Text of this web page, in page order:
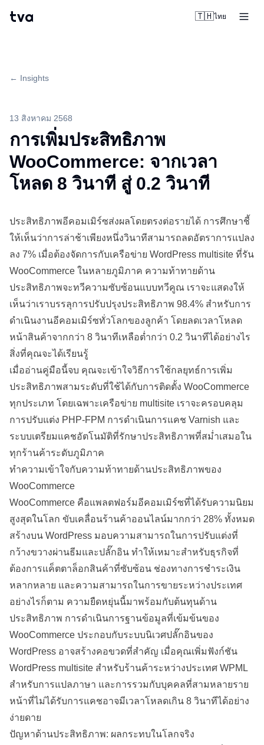
tva 🇹🇭ไทย
← Insights
13 สิงหาคม 2568
การเพิ่มประสิทธิภาพ
WooCommerce: จากเวลา
โหลด 8 วินาที สู่ 0.2 วินาที
ประสิทธิภาพอีคอมเมิร์ซส่งผลโดยตรงต่อรายได้ การศึกษาชี้
ให้เห็นว่าการล่าช้าเพียงหนึ่งวินาทีสามารถลดอัตราการแปลง
ลง 7% เมื่อต้องจัดการกับเครือข่าย WordPress multisite ที่รัน
WooCommerce ในหลายภูมิภาค ความท้าทายด้าน
ประสิทธิภาพจะทวีความซับซ้อนแบบทวีคูณ เราจะแสดงให้
เห็นว่าเราบรรลุการปรับปรุงประสิทธิภาพ 98.4% สำหรับการ
ดำเนินงานอีคอมเมิร์ซทั่วโลกของลูกค้า โดยลดเวลาโหลด
หน้าสินค้าจากกว่า 8 วินาทีเหลือต่ำกว่า 0.2 วินาทีได้อย่างไร
สิ่งที่คุณจะได้เรียนรู้
เมื่ออ่านคู่มือนี้จบ คุณจะเข้าใจวิธีการใช้กลยุทธ์การเพิ่ม
ประสิทธิภาพสามระดับที่ใช้ได้กับการติดตั้ง WooCommerce
ทุกประเภท โดยเฉพาะเครือข่าย multisite เราจะครอบคลุม
การปรับแต่ง PHP-FPM การดำเนินการแคช Varnish และ
ระบบเตรียมแคชอัตโนมัติที่รักษาประสิทธิภาพที่สม่ำเสมอใน
ทุกร้านค้าระดับภูมิภาค
ทำความเข้าใจกับความท้าทายด้านประสิทธิภาพของ
WooCommerce
WooCommerce คือแพลตฟอร์มอีคอมเมิร์ซที่ได้รับความนิยม
สูงสุดในโลก ขับเคลื่อนร้านค้าออนไลน์มากกว่า 28% ทั้งหมด
สร้างบน WordPress มอบความสามารถในการปรับแต่งที่
กว้างขวางผ่านธีมและปลั๊กอิน ทำให้เหมาะสำหรับธุรกิจที่
ต้องการแค็ตตาล็อกสินค้าที่ซับซ้อน ช่องทางการชำระเงิน
หลากหลาย และความสามารถในการขายระหว่างประเทศ
อย่างไรก็ตาม ความยืดหยุ่นนี้มาพร้อมกับต้นทุนด้าน
ประสิทธิภาพ การดำเนินการฐานข้อมูลที่เข้มข้นของ
WooCommerce ประกอบกับระบบนิเวศปลั๊กอินของ
WordPress อาจสร้างคอขวดที่สำคัญ เมื่อคุณเพิ่มฟังก์ชัน
WordPress multisite สำหรับร้านค้าระหว่างประเทศ WPML
สำหรับการแปลภาษา และการรวมกับบุคคลที่สามหลายราย
หน้าที่ไม่ได้รับการแคชอาจมีเวลาโหลดเกิน 8 วินาทีได้อย่าง
ง่ายดาย
ปัญหาด้านประสิทธิภาพ: ผลกระทบในโลกจริง